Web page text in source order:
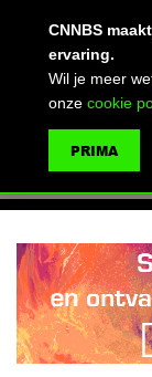
CNNBS
ervaring.
Wil je meer
onze cookie
PRIMA